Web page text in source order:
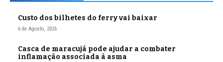
Custo dos bilhetes do ferry vai baixar
6 de Agosto, 2026
Casca de maracujá pode ajudar a combater
inflamação associada à asma